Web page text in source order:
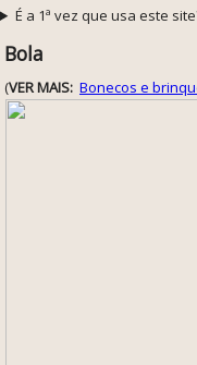
É a 1ª vez que usa este
Bola
(VER MAIS: Bonecos e